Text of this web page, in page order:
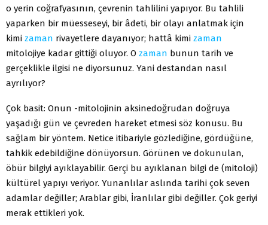
o yerin coğrafyasının, çevrenin tahlilini yapıyor. Bu tahlili
yaparken bir müesseseyi, bir âdeti, bir olayı anlatmak için
kimi zaman rivayetlere dayanıyor; hattâ kimi zaman
mitolojiye kadar gittiği oluyor. O zaman bunun tarih ve
gerçeklikle ilgisi ne diyorsunuz. Yani destandan nasıl
ayrılıyor?
Çok basit: Onun -mitolojinin aksinedoğrudan doğruya
yaşadığı gün ve çevreden hareket etmesi söz konusu. Bu
sağlam bir yöntem. Netice itibariyle gözlediğine, gördüğüne,
tahkik edebildiğine dönüyorsun. Görünen ve dokunulan,
öbür bilgiyi ayıklayabilir. Gerçi bu ayıklanan bilgi de (mitoloji)
kültürel yapıyı veriyor. Yunanlılar aslında tarihi çok seven
adamlar değiller; Arablar gibi, İranlılar gibi değiller. Çok geriyi
merak ettikleri yok.